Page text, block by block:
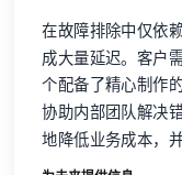
在故障排除中仅依
成大量延迟。客户
个配备了精心制作
协助内部团队解决
地降低业务成本，